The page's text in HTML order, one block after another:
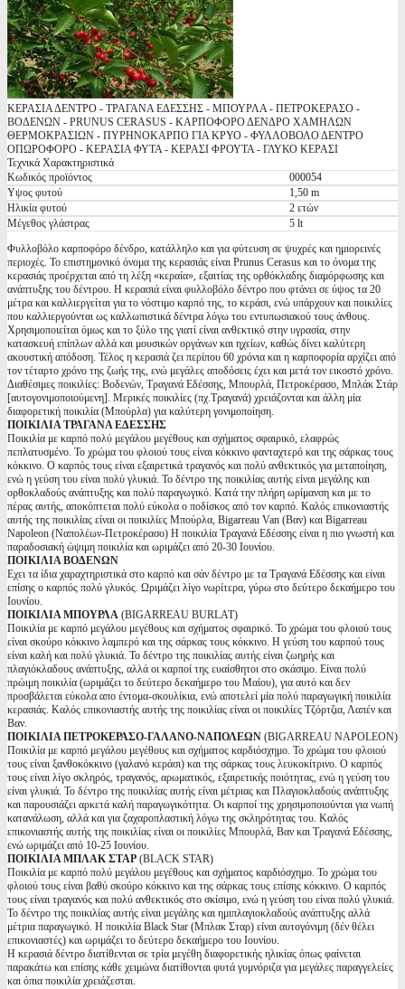
ΚΕΡΑΣΙΑ ΔΕΝΤΡΟ - ΤΡΑΓΑΝΑ ΕΔΕΣΣΗΣ - ΜΠΟΥΡΛΑ - ΠΕΤΡΟΚΕΡΑΣΟ -
ΒΟΔΕΝΩΝ - PRUNUS CERASUS - ΚΑΡΠΟΦΟΡΟ ΔΕΝΔΡΟ ΧΑΜΗΛΩΝ
ΘΕΡΜΟΚΡΑΣΙΩΝ - ΠΥΡΗΝΟΚΑΡΠΟ ΓΙΑ ΚΡΥΟ - ΦΥΛΛΟΒΟΛΟ ΔΕΝΤΡΟ
ΟΠΩΡΟΦΟΡΟ - ΚΕΡΑΣΙΑ ΦΥΤΑ - ΚΕΡΑΣΙ ΦΡΟΥΤΑ - ΓΛΥΚΟ ΚΕΡΑΣΙ
Τεχνικά Χαρακτηριστικά
Κωδικός προϊόντος
000054
Υψος φυτού
1,50 m
Ηλικία φυτού
2 ετών
Μέγεθος γλάστρας
5 lt
Φυλλοβόλο καρποφόρο δένδρο, κατάλληλο και για φύτευση σε ψυχρές και ημιορεινές
περιοχές. Το επιστημονικό όνομα της κερασιάς είναι Prunus Cerasus και το όνομα της
κερασιάς προέρχεται από τη λέξη «κεραία», εξαιτίας της ορθόκλαδης διαμόρφωσης και
ανάπτυξης του δέντρου. Η κερασιά είναι φυλλοβόλο δέντρο που φτάνει σε ύψος τα 20
μέτρα και καλλιεργείται για το νόστιμο καρπό της, το κεράσι, ενώ υπάρχουν και ποικιλίες
που καλλιεργούνται ως καλλωπιστικά δέντρα λόγω του εντυπωσιακού τους άνθους.
Χρησιμοποιείται όμως και το ξύλο της γιατί είναι ανθεκτικό στην υγρασία, στην
κατασκευή επίπλων αλλά και μουσικών οργάνων και ηχείων, καθώς δίνει καλύτερη
ακουστική απόδοση. Τέλος η κερασιά ζει περίπου 60 χρόνια και η καρποφορία αρχίζει από
τον τέταρτο χρόνο της ζωής της, ενώ μεγάλες αποδόσεις έχει και μετά τον εικοστό χρόνο.
Διαθέσιμες ποικιλίες: Βοδενών, Τραγανά Εδέσσης, Μπουρλά, Πετροκέρασο, Μπλάκ Στάρ
[αυτογονιμοποιούμενη]. Μερικές ποικιλίες (πχ.Τραγανά) χρειάζονται και άλλη μία
διαφορετική ποικιλία (Μπούρλα) για καλύτερη γονιμοποίηση.
ΠΟΙΚΙΛΙΑ ΤΡΑΓΑΝΑ ΕΔΕΣΣΗΣ
Ποικιλία με καρπό πολύ μεγάλου μεγέθους και σχήματος σφαιρικό, ελαφρώς
πεπλατυσμένο. Το χρώμα του φλοιού τους είναι κόκκινο φανταχτερό και της σάρκας τους
κόκκινο. Ο καρπός τους είναι εξαιρετικά τραγανός και πολύ ανθεκτικός για μεταποίηση,
ενώ η γεύση του είναι πολύ γλυκιά. Το δέντρο της ποικιλίας αυτής είναι μεγάλης και
ορθοκλαδούς ανάπτυξης και πολύ παραγωγικό. Κατά την πλήρη ωρίμανση και με το
πέρας αυτής, αποκόπτεται πολύ εύκολα ο ποδίσκος από τον καρπό. Καλός επικονιαστής
αυτής της ποικιλίας είναι οι ποικιλίες Μπούρλα, Bigarreau Van (Βαν) και Bigarreau
Napoleon (Ναπολέων-Πετροκέρασο) Η ποικιλία Τραγανά Εδέσσης είναι η πιο γνωστή και
παραδοσιακή ώψιμη ποικιλία και ωριμάζει από 20-30 Ιουνίου.
ΠΟΙΚΙΛΙΑ ΒΟΔΕΝΩΝ
Εχει τα ίδια χαραχτηριστικά στο καρπό και σάν δέντρο με τα Τραγανά Εδέσσης και είναι
επίσης ο καρπός πολύ γλυκός. Ωριμάζει λίγο νωρίτερα, γύρω στο δεύτερο δεκαήμερο του
Ιουνίου.
ΠΟΙΚΙΛΙΑ ΜΠΟΥΡΛΑ (BIGARREAU BURLAT)
Ποικιλία με καρπό μεγάλου μεγέθους και σχήματος σφαιρικό. Το χρώμα του φλοιού τους
είναι σκούρο κόκκινο λαμπερό και της σάρκας τους κόκκινο. Η γεύση του καρπού τους
είναι καλή και πολύ γλυκιά. Το δέντρο της ποικιλίας αυτής είναι ζωηρής και
πλαγιόκλαδους ανάπτυξης, αλλά οι καρποί της ευαίσθητοι στο σκάσιμο. Είναι πολύ
πρώιμη ποικιλία (ωριμάζει το δεύτερο δεκαήμερο του Μαίου), για αυτό και δεν
προσβάλεται εύκολα απο έντομα-σκουλίκια, ενώ αποτελεί μία πολύ παραγωγική ποικιλία
κερασιάς. Καλός επικονιαστής αυτής της ποικιλίας είναι οι ποικιλίες Τζόρτζια, Λαπέν και
Βαν.
ΠΟΙΚΙΛΙΑ ΠΕΤΡΟΚΕΡΑΣΟ-ΓΑΛΑΝΟ-ΝΑΠΟΛΕΩΝ (BIGARREAU NAPOLEON)
Ποικιλία με καρπό μεγάλου μεγέθους και σχήματος καρδιόσχημο. Το χρώμα του φλοιού
τους είναι ξανθοκόκκινο (γαλανό κεράσι) και της σάρκας τους λευκοκίτρινο. Ο καρπός
τους είναι λίγο σκληρός, τραγανός, αρωματικός, εξαιρετικής ποιότητας, ενώ η γεύση του
είναι γλυκιά. Το δέντρο της ποικιλίας αυτής είναι μέτριας και Πλαγιοκλαδούς ανάπτυξης
και παρουσιάζει αρκετά καλή παραγωγικότητα. Οι καρποί της χρησιμοποιούνται για νωπή
κατανάλωση, αλλά και για ζαχαροπλαστική λόγω της σκληρότητας του. Καλός
επικονιαστής αυτής της ποικιλίας είναι οι ποικιλίες Μπουρλά, Βαν και Τραγανά Εδέσσης,
ενώ ωριμάζει από 10-25 Ιουνίου.
ΠΟΙΚΙΛΙΑ ΜΠΛΑΚ ΣΤΑΡ (BLACK STAR)
Ποικιλία με καρπό πολύ μεγάλου μεγέθους και σχήματος καρδιόσχημο. Το χρώμα του
φλοιού τους είναι βαθύ σκούρο κόκκινο και της σάρκας τους επίσης κόκκινο. Ο καρπός
τους είναι τραγανός και πολύ ανθεκτικός στο σκίσιμο, ενώ η γεύση του είναι πολύ γλυκιά.
Το δέντρο της ποικιλίας αυτής είναι μεγάλης και ημιπλαγιοκλαδούς ανάπτυξης αλλά
μέτρια παραγωγικό. Η ποικιλία Black Star (Μπλακ Σταρ) είναι αυτογόνιμη (δέν θέλει
επικονιαστές) και ωριμάζει το δεύτερο δεκαήμερο του Ιουνίου.
Η κερασιά δέντρο διατίθενται σε τρία μεγέθη διαφορετικής ηλικίας όπως φαίνεται
παρακάτω και επίσης κάθε χειμώνα διατίθονται φυτά γυμνόριζα για μεγάλες παραγγελείες
και όπια ποικιλία χρειάζεσται.